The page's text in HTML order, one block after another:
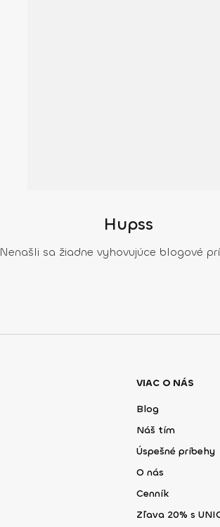
Hupss
Nenašli sa žiadne vyhovujúce blogové
VIAC O NÁS
Blog
Náš tím
Úspešné príbehy
O nás
Cenník
Zľava 20% s